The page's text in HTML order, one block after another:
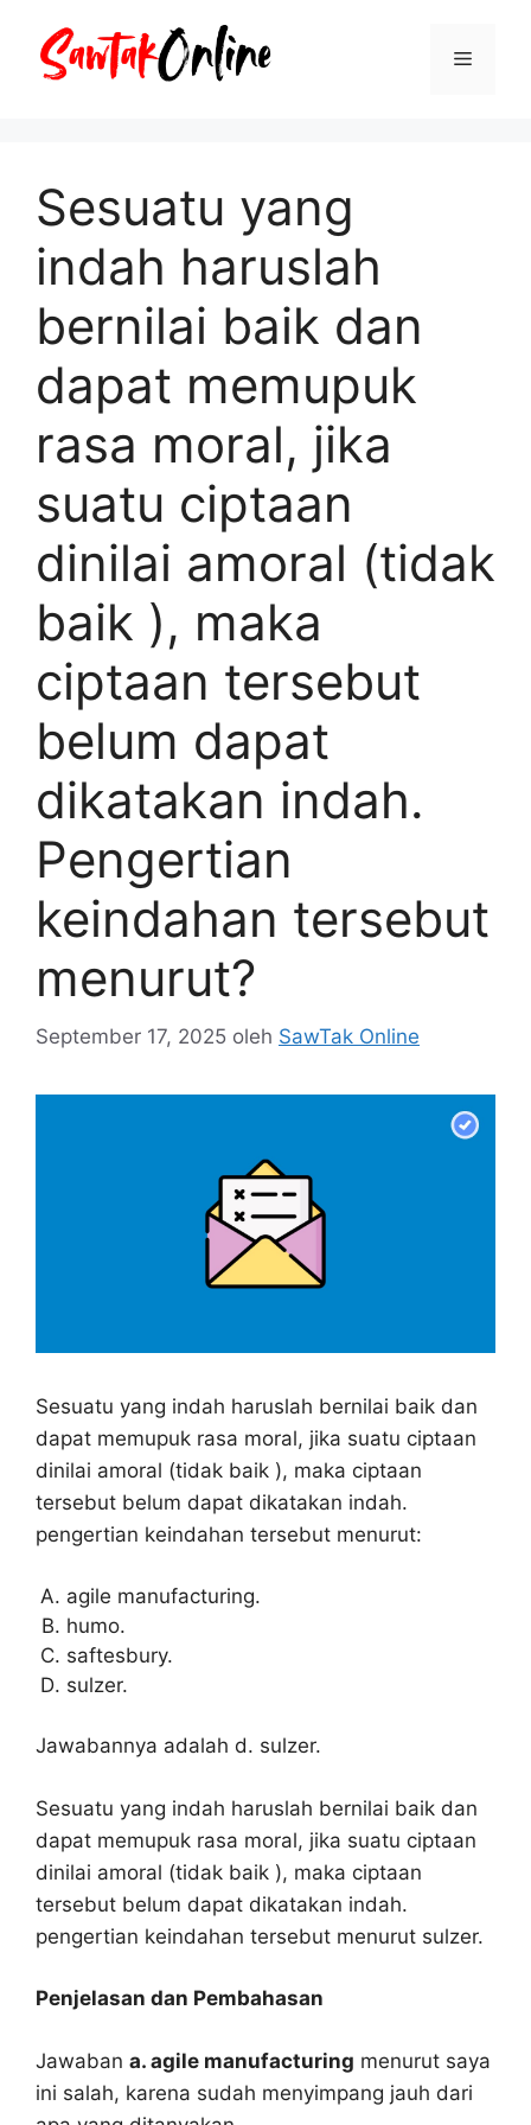
Menu
Sesuatu yang
indah haruslah
bernilai baik dan
dapat memupuk
rasa moral, jika
suatu ciptaan
dinilai amoral (tidak
baik ), maka
ciptaan tersebut
belum dapat
dikatakan indah.
Pengertian
keindahan tersebut
menurut?
September 17, 2025 oleh SawTak Online
Sesuatu yang indah haruslah bernilai baik dan
dapat memupuk rasa moral, jika suatu ciptaan
dinilai amoral (tidak baik ), maka ciptaan
tersebut belum dapat dikatakan indah.
pengertian keindahan tersebut menurut:
agile manufacturing.
humo.
saftesbury.
sulzer.
Jawabannya adalah d. sulzer.
Sesuatu yang indah haruslah bernilai baik dan
dapat memupuk rasa moral, jika suatu ciptaan
dinilai amoral (tidak baik ), maka ciptaan
tersebut belum dapat dikatakan indah.
pengertian keindahan tersebut menurut sulzer.
Penjelasan dan Pembahasan
Jawaban a. agile manufacturing menurut saya
ini salah, karena sudah menyimpang jauh dari